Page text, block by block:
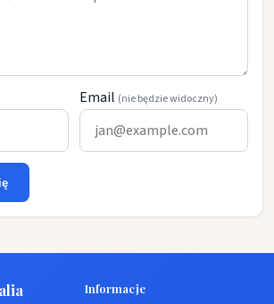
Email (nie będzie widoczny)
Informacje